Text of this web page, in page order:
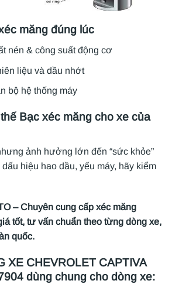
măng đúng lúc
nén & công suất động cơ
liệu và dầu nhớt
bộ hệ thống máy
Bạc xéc măng cho xe của
ảnh hưởng lớn đến “sức khỏe”
hiệu hao dầu, yếu máy, hãy kiểm
– Chuyên cung cấp xéc măng
tốt, tư vấn chuẩn theo từng dòng xe,
quốc.
XE CHEVROLET CAPTIVA
dùng chung cho dòng xe: